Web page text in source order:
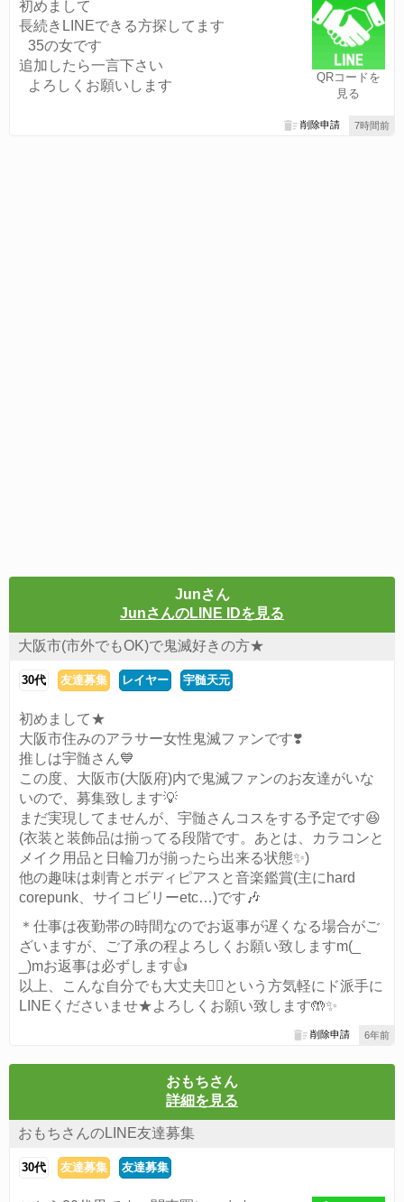
QRコードを
見る
初めまして
長続きLINEできる方探してます
35の女です
追加したら一言下さい
よろしくお願いします
7時間前
削除申請
Junさん
JunさんのLINE IDを見る
大阪市(市外でもOK)で鬼滅好きの方★
30代 友達募集 レイヤー 宇髄天元
初めまして★
大阪市住みのアラサー女性鬼滅ファンです❣️
推しは宇髄さん💙
この度、大阪市(大阪府)内で鬼滅ファンのお友達がいな
いので、募集致します💡
まだ実現してませんが、宇髄さんコスをする予定です😆
(衣装と装飾品は揃ってる段階です。あとは、カラコンと
メイク用品と日輪刀が揃ったら出来る状態✨)
他の趣味は刺青とボディピアスと音楽鑑賞(主にhard
corepunk、サイコビリーetc…)です🎶
＊仕事は夜勤帯の時間なのでお返事が遅くなる場合がご
ざいますが、ご了承の程よろしくお願い致しますm(_
_)mお返事は必ずします👍
以上、こんな自分でも大丈夫🙆‍♀️という方気軽にド派手に
LINEくださいませ★よろしくお願い致します🤲✨
6年前
削除申請
おもちさん
詳細を見る
おもちさんのLINE友達募集
30代 友達募集 友達募集